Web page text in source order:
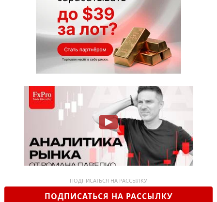
ПОДПИСАТЬСЯ НА РАССЫЛКУ
ПОДПИСАТЬСЯ НА РАССЫЛКУ